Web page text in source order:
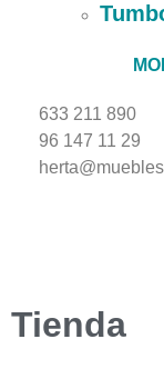
633 211 890
96 147 11 29
Tienda